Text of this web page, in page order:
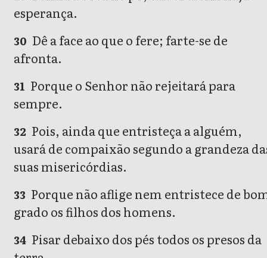
esperança.
30 Dê a face ao que o fere; farte-se de
afronta.
31 Porque o Senhor não rejeitará para
sempre.
32 Pois, ainda que entristeça a alguém,
usará de compaixão segundo a grandeza
suas misericórdias.
33 Porque não aflige nem entristece de
grado os filhos dos homens.
34 Pisar debaixo dos pés todos os presos da